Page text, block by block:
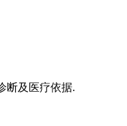
断及医疗依据.